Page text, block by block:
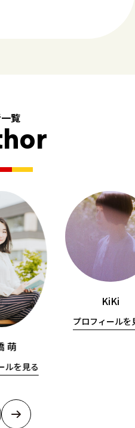
覧
萌
ルを見る
KiKi
プロフィールを